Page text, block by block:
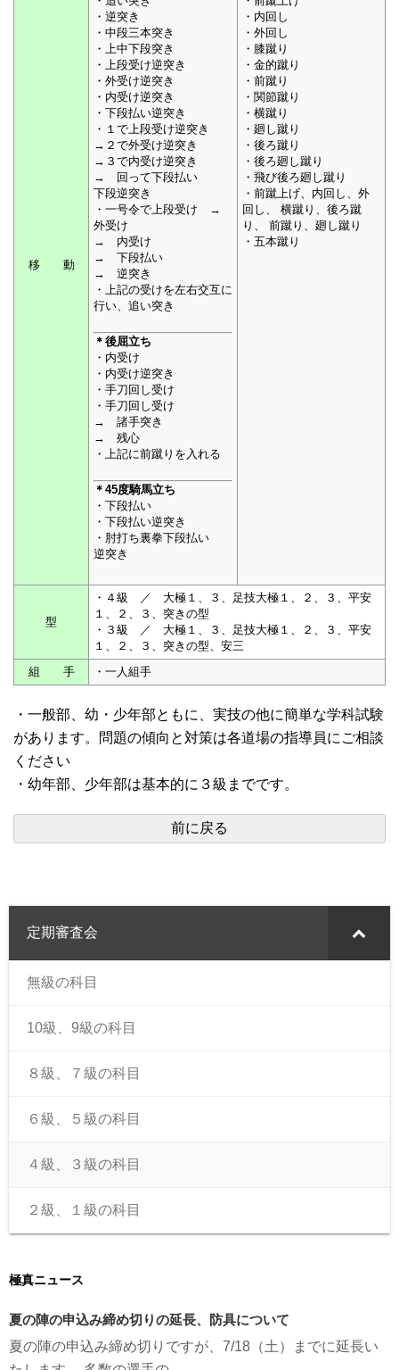
移 動
・逆突き
・中段三本突き
・上中下段突き
・上段受け逆突き
・外受け逆突き
・内受け逆突き
・下段払い逆突き
・１で上段受け逆突き
→２で外受け逆突き
→３で内受け逆突き
→ 回って下段払い
下段逆突き
・一号令で上段受け →
外受け
→ 内受け
→ 下段払い
→ 逆突き
・上記の受けを左右交互に
行い、追い突き
＊後屈立ち
・内受け
・内受け逆突き
・手刀回し受け
・手刀回し受け
→ 諸手突き
→ 残心
・上記に前蹴りを入れる
＊45度騎馬立ち
・下段払い
・下段払い逆突き
・肘打ち裏拳下段払い
逆突き
・内回し
・外回し
・膝蹴り
・金的蹴り
・前蹴り
・関節蹴り
・横蹴り
・廻し蹴り
・後ろ蹴り
・後ろ廻し蹴り
・飛び後ろ廻し蹴り
・前蹴上げ、内回し、外
回し、 横蹴り、後ろ蹴
り、 前蹴り、廻し蹴り
・五本蹴り
型
・４級 ／ 大極１、３、足技大極１、２、３、平安
１、２、３、突きの型
・３級 ／ 大極１、３、足技大極１、２、３、平安
１、２、３、突きの型、安三
組 手
・一人組手
・一般部、幼・少年部ともに、実技の他に簡単な学科試験
があります。問題の傾向と対策は各道場の指導員にご相談
ください
・幼年部、少年部は基本的に３級までです。
定期審査会
無級の科目
10級、9級の科目
８級、７級の科目
６級、５級の科目
４級、３級の科目
２級、１級の科目
極真ニュース
夏の陣の申込み締め切りの延長、防具について
夏の陣の申込み締め切りですが、7/18（土）までに延長い